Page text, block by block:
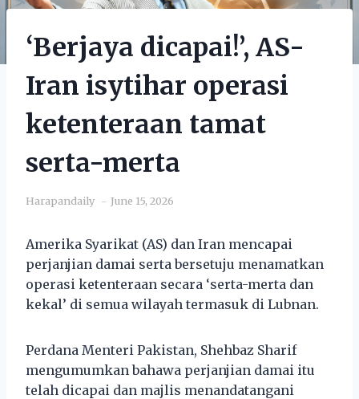
‘Berjaya dicapai!’, AS-
Iran isytihar operasi
ketenteraan tamat
serta-merta
Harapandaily June 15, 2026
Amerika Syarikat (AS) dan Iran mencapai
perjanjian damai serta bersetuju menamatkan
operasi ketenteraan secara ‘serta-merta dan
kekal’ di semua wilayah termasuk di Lubnan.
Perdana Menteri Pakistan, Shehbaz Sharif
mengumumkan bahawa perjanjian damai itu
telah dicapai dan majlis menandatangani